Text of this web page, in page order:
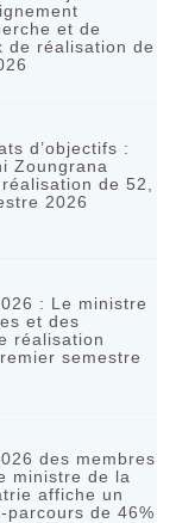
et de
de réalisation de
d’objectifs :
Zoungrana
de 52,
2026
: Le ministre
et des
réalisation
semestre
des membres
ministre de la
affiche un
parcours de 46%